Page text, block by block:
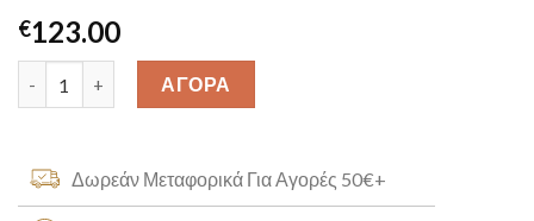
€123.00
Παναγίτσα Κ14 [35m0290] quantity
ΑΓΟΡΑ
Δωρεάν Μεταφορικά Για Αγορές 50€+